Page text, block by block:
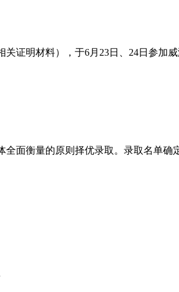
证明材料），于6月23日、24日参加
面衡量的原则择优录取。录取名单确